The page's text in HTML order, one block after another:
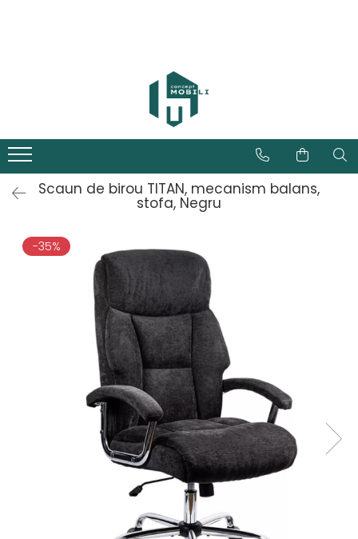
Scaun de birou TITAN, mecanism balans,
stofa, Negru
-35%